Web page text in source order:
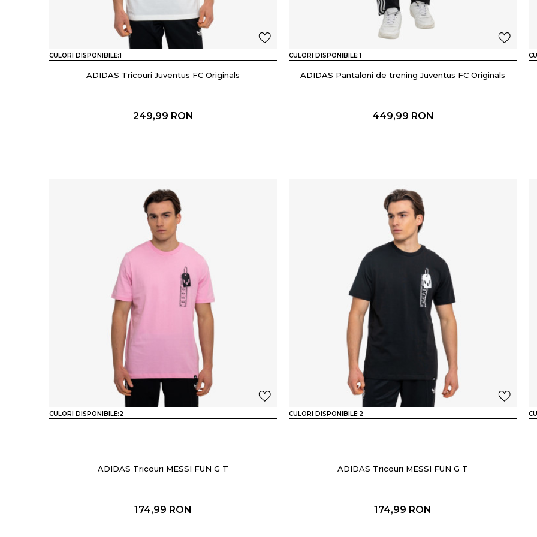
CULORI DISPONIBILE:1
ADIDAS Tricouri Juventus FC Originals
249,99 RON
CULORI DISPONIBILE:1
ADIDAS Pantaloni de trening Juventus FC Originals
449,99 RON
CULORI DISPONIBILE:2
ADIDAS Tricouri MESSI FUN G T
174,99 RON
CULORI DISPONIBILE:2
ADIDAS Tricouri MESSI FUN G T
174,99 RON